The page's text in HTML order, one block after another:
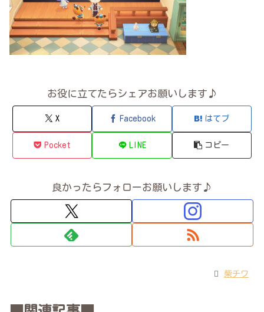
お役に立てたらシェアお願いします♪
X Facebook はてブ
Pocket LINE コピー
良かったらフォローお願いします♪
柴チワ